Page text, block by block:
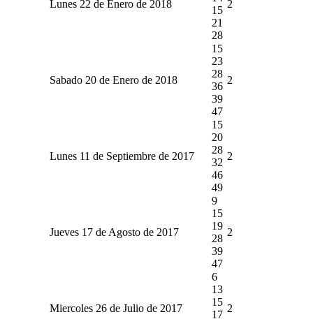
Lunes 22 de Enero de 2018
15
21
28
2
Sabado 20 de Enero de 2018
15
23
28
36
39
47
2
Lunes 11 de Septiembre de 2017
15
20
28
32
46
49
2
Jueves 17 de Agosto de 2017
9
15
19
28
39
47
2
Miercoles 26 de Julio de 2017
6
13
15
17
2